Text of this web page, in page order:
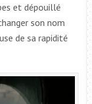
et dépouillé
son nom
de sa rapidité